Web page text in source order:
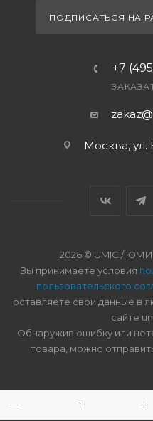
ПОДПИСАТЬСЯ НА
+7
Москва, ул.
2026 © UMIC /
Вы принимаете условия
пользовательского
оставляете свои данные в
сайте
Обнаружив ошибку или
товара, можно